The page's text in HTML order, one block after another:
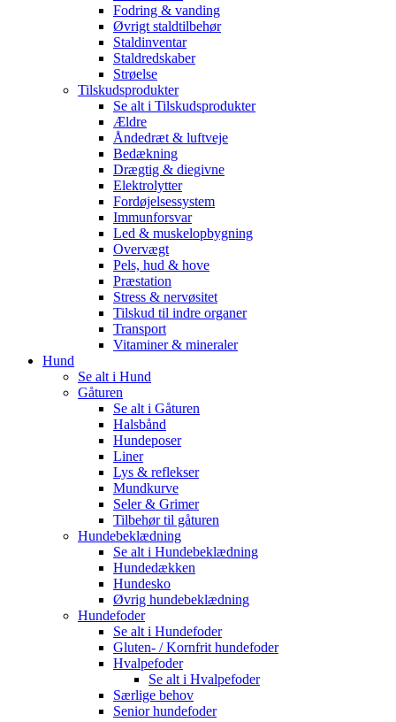
Fodring & vanding
Øvrigt staldtilbehør
Staldinventar
Staldredskaber
Strøelse
Tilskudsprodukter
Se alt i Tilskudsprodukter
Ældre
Åndedræt & luftveje
Bedækning
Drægtig & diegivne
Elektrolytter
Fordøjelsessystem
Immunforsvar
Led & muskelopbygning
Overvægt
Pels, hud & hove
Præstation
Stress & nervøsitet
Tilskud til indre organer
Transport
Vitaminer & mineraler
Hund
Se alt i Hund
Gåturen
Se alt i Gåturen
Halsbånd
Hundeposer
Liner
Lys & reflekser
Mundkurve
Seler & Grimer
Tilbehør til gåturen
Hundebeklædning
Se alt i Hundebeklædning
Hundedækken
Hundesko
Øvrig hundebeklædning
Hundefoder
Se alt i Hundefoder
Gluten- / Kornfrit hundefoder
Hvalpefoder
Se alt i Hvalpefoder
Særlige behov
Senior hundefoder